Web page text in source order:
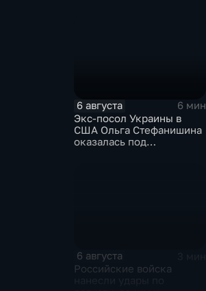
6 августа
6 мин
Экс-посол Украины в
США Ольга Стефанишина
оказалась под
6 августа
Российские войска